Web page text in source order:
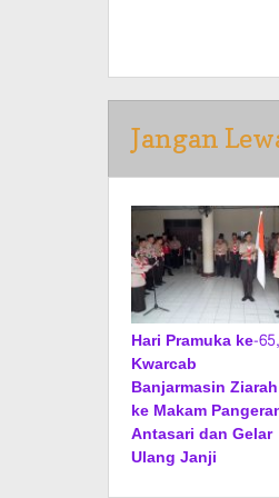
Jangan
Hari Pramuka ke-65,
Kwarcab
Banjarmasin Ziarah
ke Makam
Antasari dan Gelar
Ulang Janji